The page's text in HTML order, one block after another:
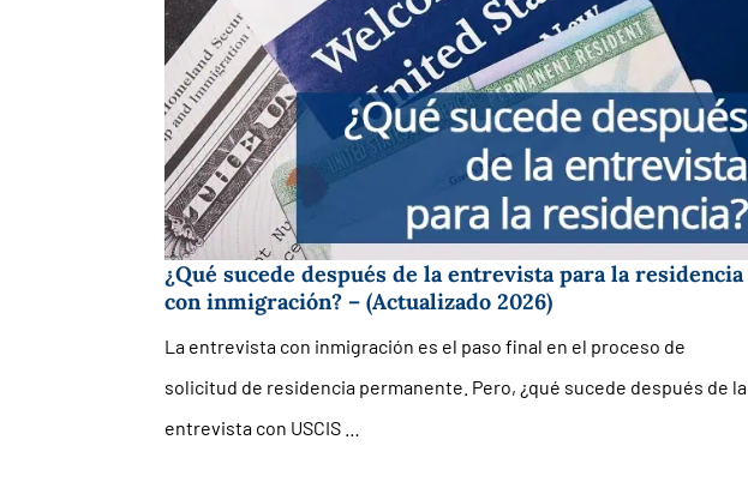
¿Qué sucede después de la entrevista para la residencia
con inmigración? – (Actualizado 2026)
La entrevista con inmigración es el paso final en el proceso de
solicitud de residencia permanente. Pero, ¿qué sucede después de la
entrevista con USCIS …